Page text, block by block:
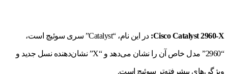
Cisco Catalyst 2960-X: در این نام، “Catalyst” سری سوئیچ است،
“2960” مدل خاص آن را نشان می‌دهد و “X” نشان‌دهنده نسل جدید و
ویژگی‌های پیشرفته‌تر سوئیچ است.